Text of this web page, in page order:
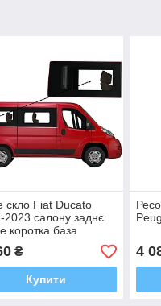
скло Fiat Ducato
2023 салону заднє
коротка база
₴
Купити
4